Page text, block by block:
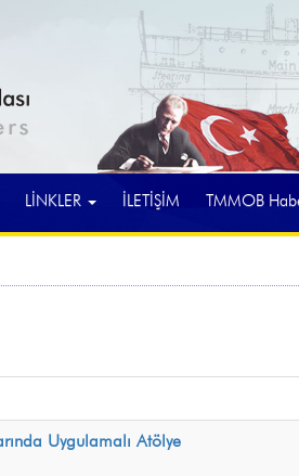
LİNKLER İLETİŞİM TMMOB
Uygulamalı Atölye